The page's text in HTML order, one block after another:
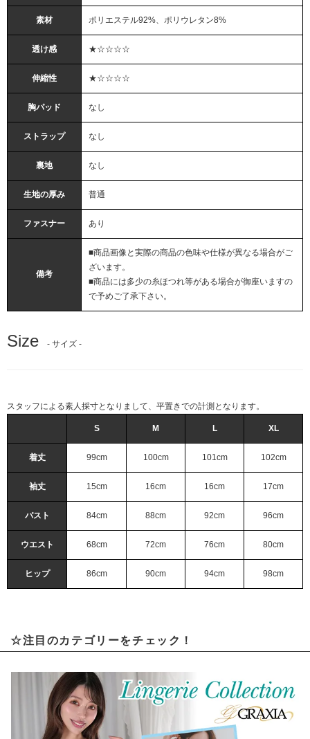
素材 ポリエステル92%、ポリウレタン8%
透け感 ★☆☆☆☆
伸縮性 ★☆☆☆☆
胸パッド なし
ストラップ なし
裏地 なし
生地の厚み 普通
ファスナー あり
備考
■商品画像と実際の商品の色味や仕様が異なる場合がご
ざいます。
■商品には多少の糸ほつれ等がある場合が御座いますの
で予めご了承下さい。
Size - サイズ -
スタッフによる素人採寸となりまして、平置きでの計測となります。
S M L XL
着丈 99cm 100cm 101cm 102cm
袖丈 15cm 16cm 16cm 17cm
バスト 84cm 88cm 92cm 96cm
ウエスト 68cm 72cm 76cm 80cm
ヒップ 86cm 90cm 94cm 98cm
☆注目のカテゴリーをチェック！